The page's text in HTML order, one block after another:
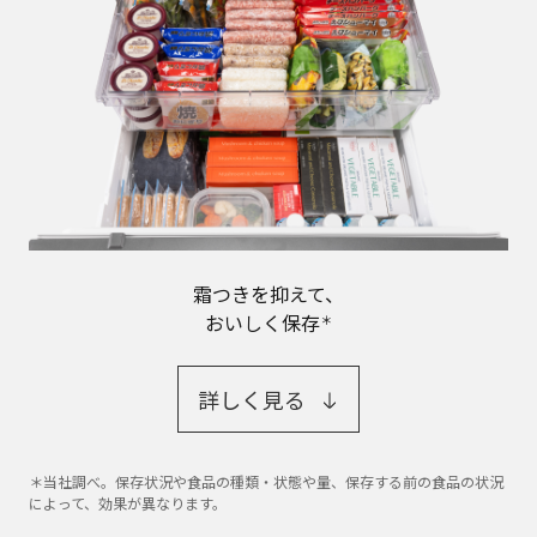
霜つきを抑えて、
おいしく保存＊
詳しく見る
＊当社調べ。保存状況や食品の種類・状態や量、保存する前の食品の状況
によって、効果が異なります。